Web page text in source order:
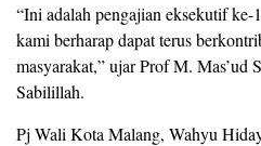
“Ini adalah pengajian eksekutif ke-
kami berharap dapat terus
masyarakat,” ujar Prof M. Mas’ud
Sabilillah.
Pj Wali Kota Malang, Wahyu